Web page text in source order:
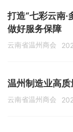
打造“七彩云南
做好服务保障
云南省温州商会
温州制造业高
云南省温州商会